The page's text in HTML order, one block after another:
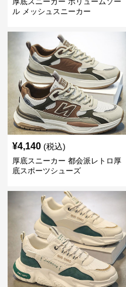
ル メッシュスニーカー
¥4,140 (税込)
厚底スニーカー 都会派レトロ厚
底スポーツシューズ